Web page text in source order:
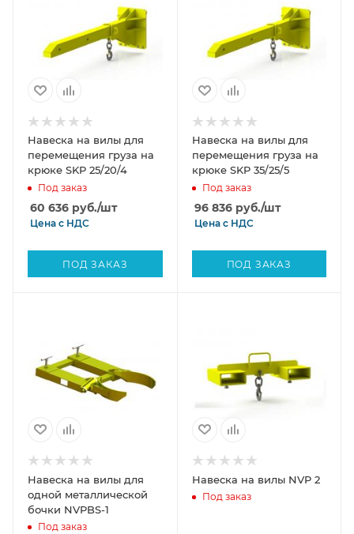
Навеска на вилы для
перемещения груза на
крюке SKP 25/20/4
Под заказ
60 636 руб./шт
Цена с НДС
ПОД ЗАКАЗ
Навеска на вилы для
перемещения груза на
крюке SKP 35/25/5
Под заказ
96 836руб./шт
Цена с НДС
ПОД ЗАКАЗ
Навеска на вилы для
одной металлической
бочки NVPBS-1
Под заказ
Навеска на вилы NVP 2
Под заказ